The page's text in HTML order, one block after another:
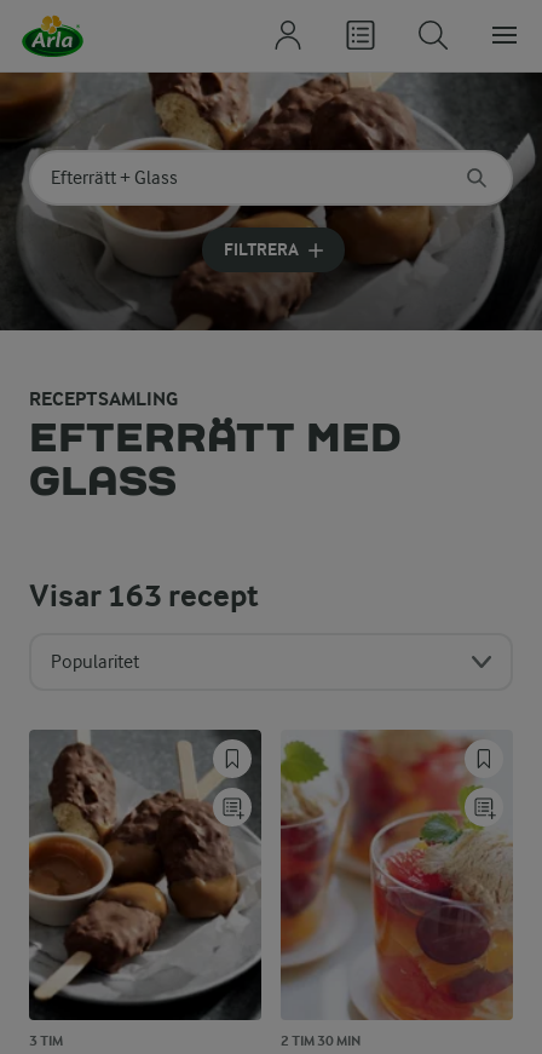
Sök på kategori eller ingrediens
Skriv in sökord för att få förslag
FILTRERA
RECEPTSAMLING
EFTERRÄTT MED
GLASS
Visar163 recept
Popularitet
3 TIM 2 TIM 30 MIN